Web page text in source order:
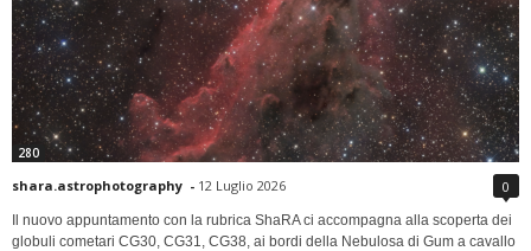
280
shara.astrophotography - 12 Luglio 2026 0
Il nuovo appuntamento con la rubrica ShaRA ci accompagna alla scoperta dei
globuli cometari CG30, CG31, CG38, ai bordi della Nebulosa di Gum a cavallo